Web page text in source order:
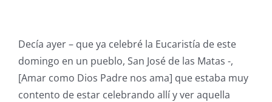
Decía ayer – que ya celebré la Eucaristía de este
domingo en un pueblo, San José de las Matas -,
[Amar como Dios Padre nos ama] que estaba muy
contento de estar celebrando allí y ver aquella